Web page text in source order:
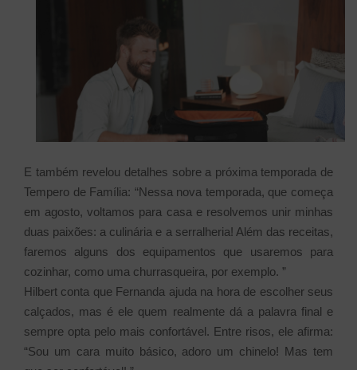
E também revelou detalhes sobre a próxima temporada de
Tempero de Família: “Nessa nova temporada, que começa
em agosto, voltamos para casa e resolvemos unir minhas
duas paixões: a culinária e a serralheria! Além das receitas,
faremos alguns dos equipamentos que usaremos para
cozinhar, como uma churrasqueira, por exemplo. ”
Hilbert conta que Fernanda ajuda na hora de escolher seus
calçados, mas é ele quem realmente dá a palavra final e
sempre opta pelo mais confortável. Entre risos, ele afirma:
“Sou um cara muito básico, adoro um chinelo! Mas tem